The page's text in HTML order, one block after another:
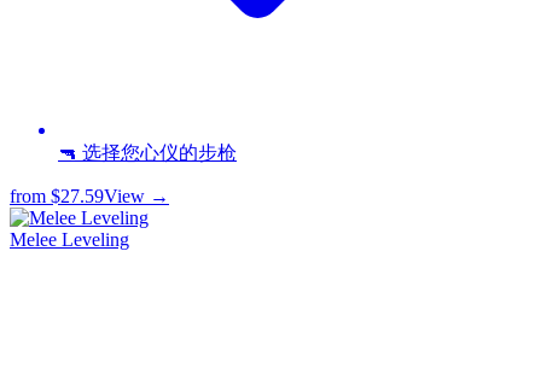
🔫 选择您心仪的步枪
from $27.59View →
Melee Leveling